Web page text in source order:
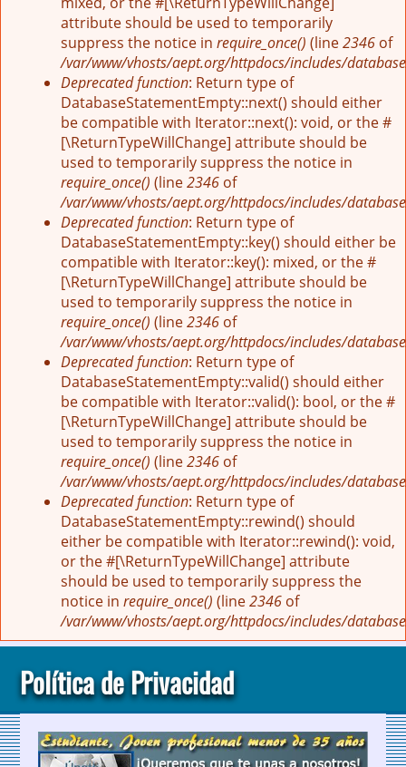
attribute should be used to temporarily
suppress the notice in require_once() (line2346 of
/var/www/vhosts/aept.org/httpdocs/includes/
Deprecated function: Return type of
DatabaseStatementEmpty::next() should either
be compatible with Iterator::next(): void, or the #
[\ReturnTypeWillChange] attribute should be
used to temporarily suppress the notice in
require_once() (line2346 of
/var/www/vhosts/aept.org/httpdocs/includes/
Deprecated function: Return type of
DatabaseStatementEmpty::key() should either be
compatible with Iterator::key(): mixed, or the #
[\ReturnTypeWillChange] attribute should be
used to temporarily suppress the notice in
require_once() (line2346 of
/var/www/vhosts/aept.org/httpdocs/includes/
Deprecated function: Return type of
DatabaseStatementEmpty::valid() should either
be compatible with Iterator::valid(): bool, or the #
[\ReturnTypeWillChange] attribute should be
used to temporarily suppress the notice in
require_once() (line2346 of
/var/www/vhosts/aept.org/httpdocs/includes/
Deprecated function: Return type of
DatabaseStatementEmpty::rewind() should
either be compatible with Iterator::rewind(): void,
or the #[\ReturnTypeWillChange] attribute
should be used to temporarily suppress the
notice in require_once() (line2346 of
/var/www/vhosts/aept.org/httpdocs/includes/
Política de Privacidad